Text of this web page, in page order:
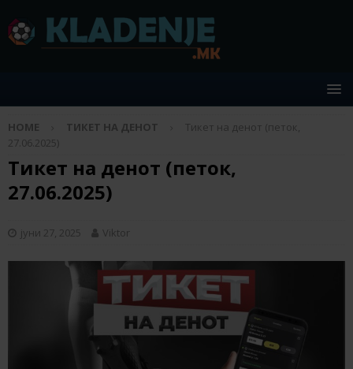
HOME ТИКЕТ НА ДЕНОТ
Тикет на денот (петок,
27.06.2025)
Тикет на денот (петок,
27.06.2025)
јуни 27, 2025 Viktor